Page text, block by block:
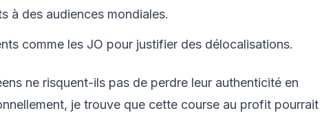
à des audiences mondiales.
comme les JO pour justifier des délocalisations.
ne risquent-ils pas de perdre leur authenticité en
je trouve que cette course au profit pourrait